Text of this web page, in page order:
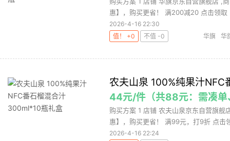
惠】，购买更省！ 满200减20 点击领取
2026-4-16 22:30
值！ +0
不值 -0 华旗 华
农夫山泉 100%纯果汁
44元/件（共88元：需凑单
购买方案 1 店铺 农夫山泉京东自营旗
惠】，购买更省！ 满99元，打9折 点击
2026-4-16 22:24